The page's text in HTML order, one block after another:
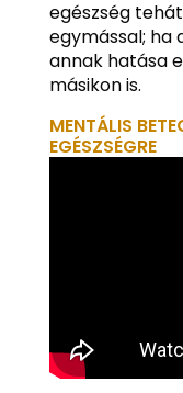
egészség
egymással; ha
annak hatása
másikon is.
MENTÁLIS
EGÉSZSÉGRE